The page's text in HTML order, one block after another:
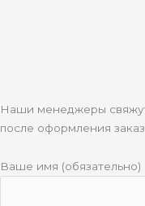
Наши менеджеры
после оформления
Ваше имя (обязательно)